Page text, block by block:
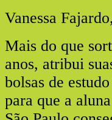
Vanessa
Mais do que
anos, atribui
bolsas de
para que a